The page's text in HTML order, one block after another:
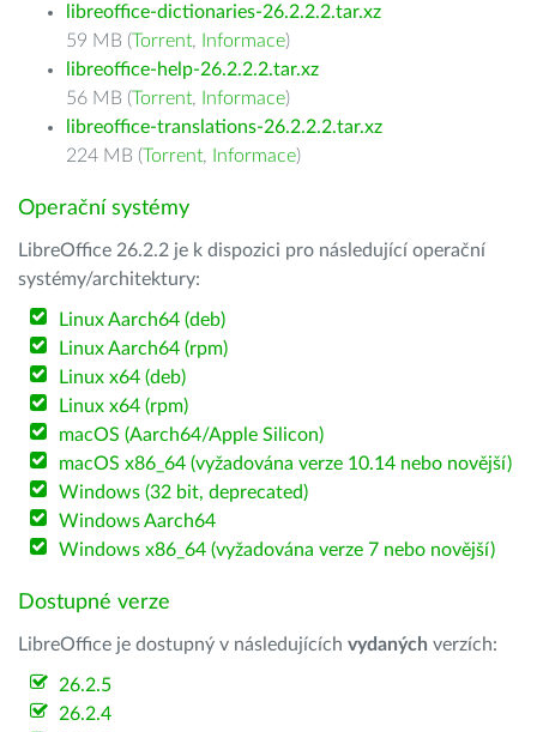
libreoffice-dictionaries-26.2.2.2.tar.xz
59 MB (Torrent, Informace)
libreoffice-help-26.2.2.2.tar.xz
56 MB (Torrent, Informace)
libreoffice-translations-26.2.2.2.tar.xz
224 MB (Torrent, Informace)
Operační systémy
LibreOffice 26.2.2 je k dispozici pro následující operační
systémy/architektury:
Linux Aarch64 (deb)
Linux Aarch64 (rpm)
Linux x64 (deb)
Linux x64 (rpm)
macOS (Aarch64/Apple Silicon)
macOS x86_64 (vyžadována verze 10.14 nebo novější)
Windows (32 bit, deprecated)
Windows Aarch64
Windows x86_64 (vyžadována verze 7 nebo novější)
Dostupné verze
LibreOffice je dostupný v následujících vydaných verzích:
26.2.5
26.2.4